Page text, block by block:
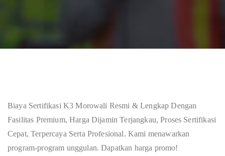
Biaya Sertifikasi K3 Morowali Resmi & Lengkap Dengan
Fasilitas Premium, Harga Dijamin Terjangkau, Proses Sertifikasi
Cepat, Terpercaya Serta Profesional. Kami menawarkan
program-program unggulan. Dapatkan harga promo!